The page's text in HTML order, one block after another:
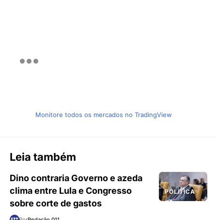
Monitore todos os mercados no TradingView
Leia também
POLÍTICA
Dino contraria Governo e azeda
clima entre Lula e Congresso
sobre corte de gastos